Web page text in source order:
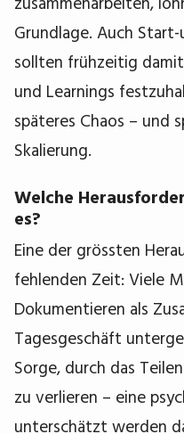
Grundlage. Auch
sollten frühzeitig
und Learnings
späteres Chaos – und
Skalierung.
Welche
es?
Eine der grössten
fehlenden Zeit: Viele
Dokumentieren als
Tagesgeschäft
Sorge, durch das
zu verlieren – eine
unterschätzt werden